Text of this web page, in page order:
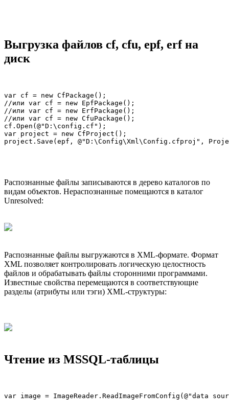
Выгрузка файлов cf, cfu, epf, erf на
диск
var cf = new CfPackage();
//или var cf = new EpfPackage();
//или var cf = new ErfPackage();
//или var cf = new CfuPackage();
cf.Open(@"D:\config.cf");
var project = new CfProject();
Распознанные файлы записываются в дерево каталогов по
видам объектов. Нераспознанные помещаются в каталог
Unresolved:
Распознанные файлы выгружаются в XML-формате. Формат
XML позволяет контролировать логическую целостность
файлов и обрабатывать файлы сторонними программами.
Известные свойства перемещаются в соответствующие
разделы (атрибуты или тэги) XML-структуры:
Чтение из MSSQL-таблицы
var image = ImageReader.ReadImageFromConfig(@"data